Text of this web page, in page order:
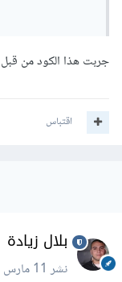
يتم استخدامه بشكل
جربت هذا الكود من
اقتباس
بلال زيادة
نشر11 مارس 2022